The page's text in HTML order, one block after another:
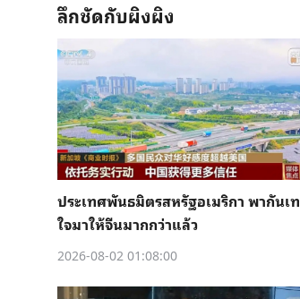
ลึกชัดกับผิงผิง
ประเทศพันธมิตรสหรัฐอเมริกา พากันเท
ใจมาให้จีนมากกว่าแล้ว
2026-08-02 01:08:00